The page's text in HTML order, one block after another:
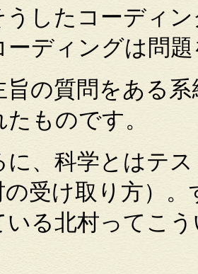
うしたコーディ
ーディングは問
旨の質問をある
ものです。
に、科学とはテ
の受け取り方）
いる北村ってこ